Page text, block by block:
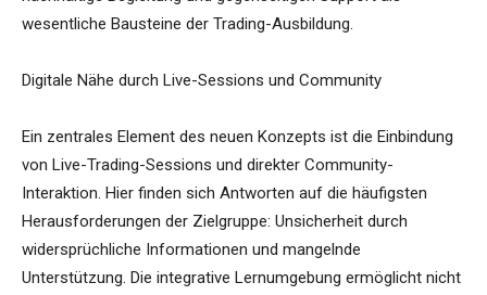
wesentliche Bausteine der Trading-Ausbildung.
Digitale Nähe durch Live-Sessions und Community
Ein zentrales Element des neuen Konzepts ist die Einbindung
von Live-Trading-Sessions und direkter Community-
Interaktion. Hier finden sich Antworten auf die häufigsten
Herausforderungen der Zielgruppe: Unsicherheit durch
widersprüchliche Informationen und mangelnde
Unterstützung. Die integrative Lernumgebung ermöglicht nicht